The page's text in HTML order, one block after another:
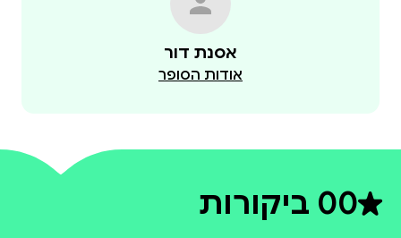
אודות הסופר
0דירוג ממוצע 0 מתוך 5
0 ביקורות